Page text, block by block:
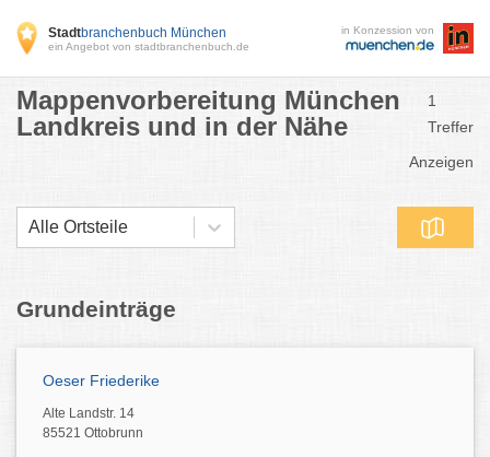
Stadtbranchenbuch München
ein Angebot von stadtbranchenbuch.de
in Konzession von
Mappenvorbereitung München
Landkreis und in der Nähe
1
Treffer
Anzeigen
Alle Ortsteile
Grundeinträge
Oeser Friederike
Alte Landstr. 14
85521 Ottobrunn